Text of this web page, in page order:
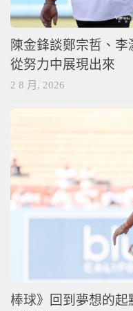
陳金鋒談鄭宗哲、
從努力中展現出來
2 8 月, 2026
棒球》回到夢想的起